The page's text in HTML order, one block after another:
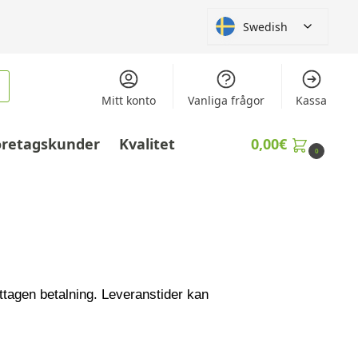
Swedish
Mitt konto Vanliga frågor Kassa
Kvalitet 0,00€ 0
betalning. Leveranstider kan